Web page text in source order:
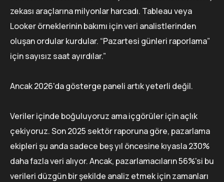
zekası araçlarına milyonlar harcadı. Tableau veya
Looker örneklerinin bakımı için veri analistlerinden
oluşan ordular kurdular. “Pazartesi günleri raporlama”
için sayısız saat ayırdılar.”
Ancak 2026'da gösterge paneli artık yeterli değil.
Veriler içinde boğuluyoruz ama içgörüler için açlık
çekiyoruz. Son 2025 sektör raporuna göre, pazarlama
ekipleri şu anda sadece beş yıl öncesine kıyasla 230%
daha fazla veri alıyor. Ancak, pazarlamacıların 56%'si bu
verileri düzgün bir şekilde analiz etmek için zamanları